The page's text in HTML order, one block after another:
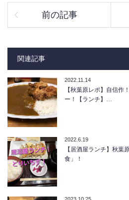
前の記事
関連記事
2022.11.14
【秋葉原レポ】自信作
ー！【ランチ】…
2022.6.19
【居酒屋ランチ】秋葉
食」！